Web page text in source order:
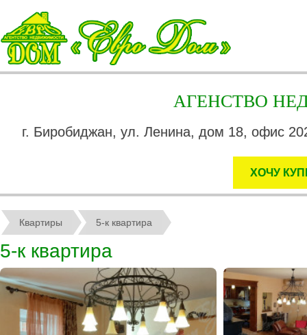
АГЕНСТВО
г. Биробиджан, ул. Ленина, дом 18, офис
ХОЧУ
Квартиры 5-к квартира
5-к квартира